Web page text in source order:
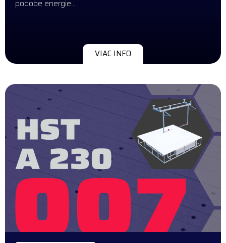
podobe energie…
VIAC INFO